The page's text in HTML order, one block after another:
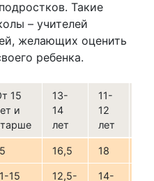
Такие
– учителей
желающих оценить
ребенка.
15
и
13-
14
лет
11-
12
лет
16,5 18
15
12,5-
14-